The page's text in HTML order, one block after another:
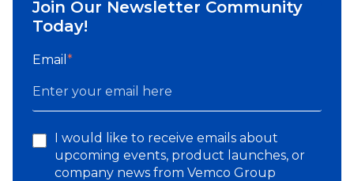
Join Our Newsletter Community
Today!
Email *
I would like to receive emails about
upcoming events, product launches, or
company news from Vemco Group